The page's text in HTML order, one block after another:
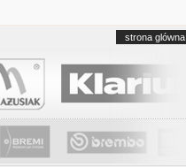
strona glówna